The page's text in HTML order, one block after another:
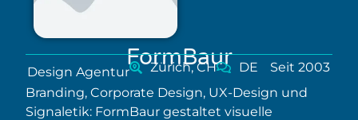
FormBaur
Design Agentur Zürich, CH DE
Seit 2003
Branding, Corporate Design, UX-Design und
Signaletik: FormBaur gestaltet visuelle